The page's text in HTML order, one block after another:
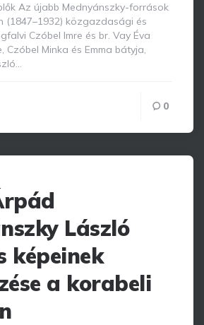
Az újabb Mednyánszky-források
(1847–1932) közgazdasági és
Czóbel Imre és br. Vay Éva
Czóbel Minka és Emma bátyja,
0
László
képeinek
a korabeli